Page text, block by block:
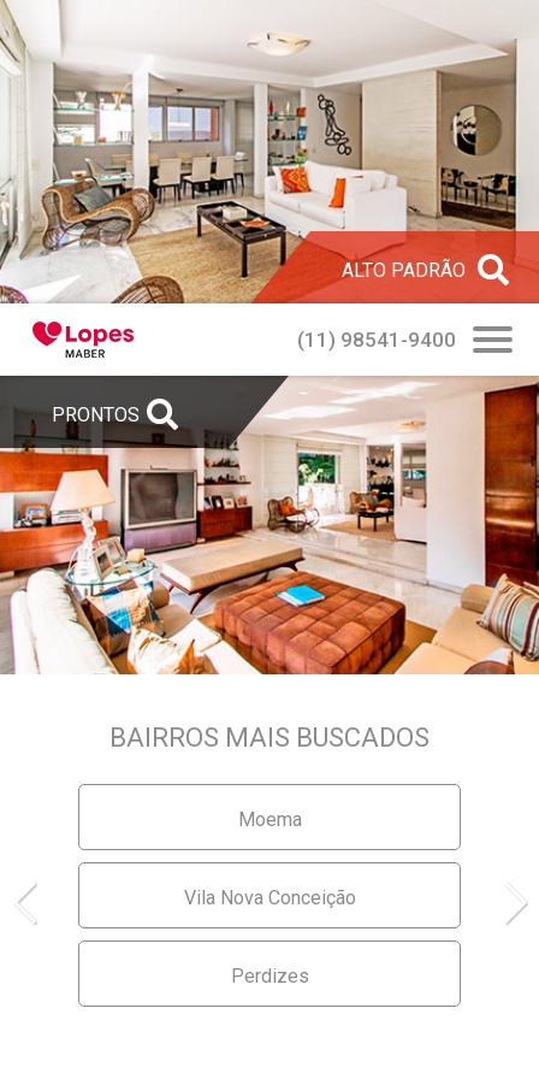
ALTO PADRÃO
(11) 98541-9400
PRONTOS
Lopes Maber - A nova
BAIRROS MAIS BUSCADOS
Moema
Vila Nova Conceição
Perdizes